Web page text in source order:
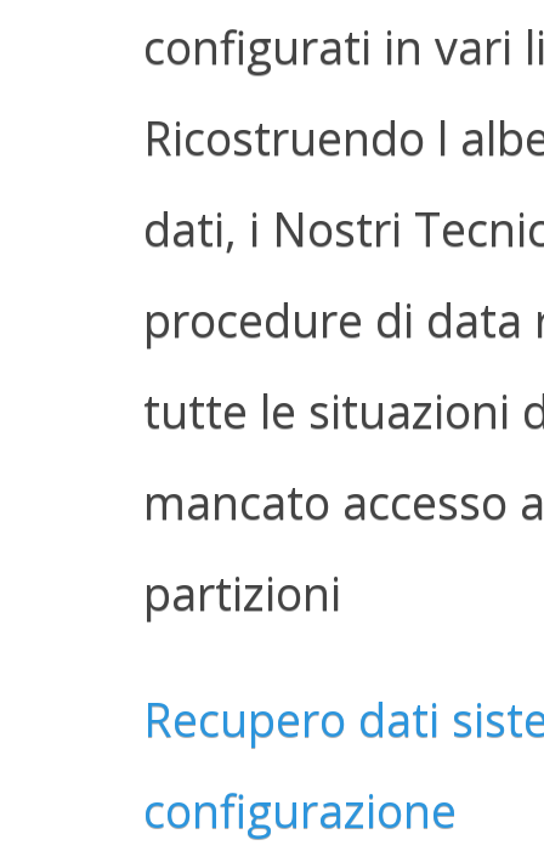
configurati in vari
Ricostruendo l
dati, i Nostri
procedure di data
tutte le situazioni
mancato accesso
partizioni
Recupero dati
configurazione